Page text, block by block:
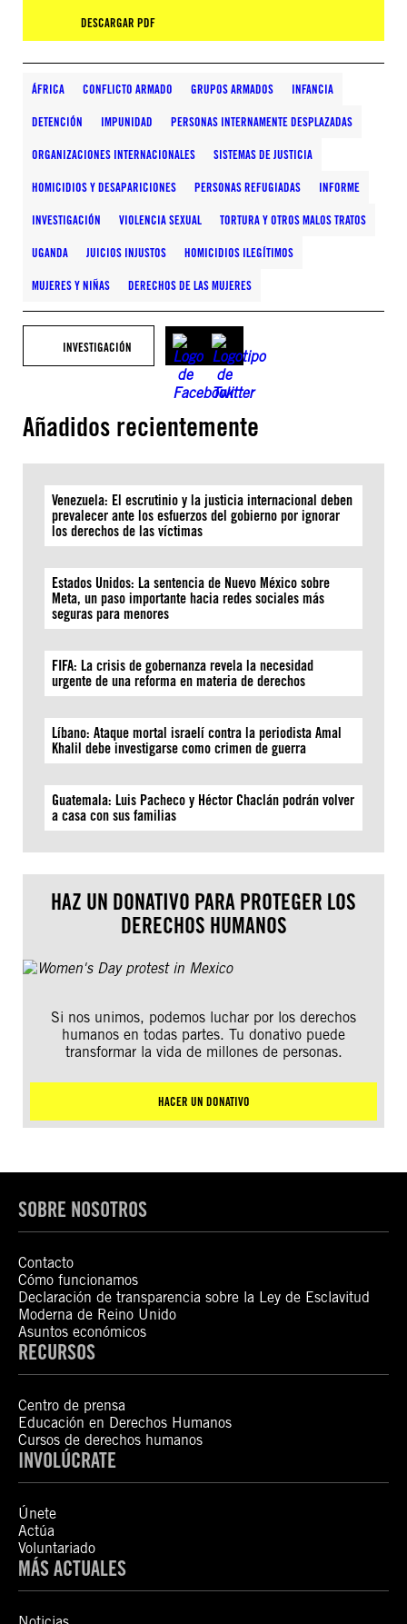
DESCARGAR PDF
ÁFRICA CONFLICTO ARMADO GRUPOS ARMADOS INFANCIA
DETENCIÓN IMPUNIDAD PERSONAS INTERNAMENTE DESPLAZADAS
ORGANIZACIONES INTERNACIONALES SISTEMAS DE JUSTICIA
HOMICIDIOS Y DESAPARICIONES PERSONAS REFUGIADAS INFORME
INVESTIGACIÓN VIOLENCIA SEXUAL TORTURA Y OTROS MALOS TRATOS
UGANDA JUICIOS INJUSTOS HOMICIDIOS ILEGÍTIMOS
MUJERES Y NIÑAS DERECHOS DE LAS MUJERES
INVESTIGACIÓN
Añadidos recientemente
Venezuela: El escrutinio y la justicia internacional deben
prevalecer ante los esfuerzos del gobierno por ignorar
los derechos de las víctimas
Estados Unidos: La sentencia de Nuevo México sobre
Meta, un paso importante hacia redes sociales más
seguras para menores
FIFA: La crisis de gobernanza revela la necesidad
urgente de una reforma en materia de derechos
Líbano: Ataque mortal israelí contra la periodista Amal
Khalil debe investigarse como crimen de guerra
Guatemala: Luis Pacheco y Héctor Chaclán podrán volver
a casa con sus familias
HAZ UN DONATIVO PARA PROTEGER LOS
DERECHOS HUMANOS
Si nos unimos, podemos luchar por los derechos
humanos en todas partes. Tu donativo puede
transformar la vida de millones de personas.
HACER UN DONATIVO
SOBRE NOSOTROS
Contacto
Cómo funcionamos
Declaración de transparencia sobre la Ley de Esclavitud
Moderna de Reino Unido
Asuntos económicos
RECURSOS
Centro de prensa
Educación en Derechos Humanos
Cursos de derechos humanos
INVOLÚCRATE
Únete
Actúa
Voluntariado
MÁS ACTUALES